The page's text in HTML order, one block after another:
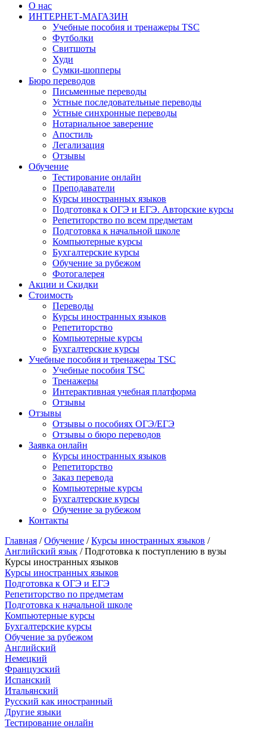
О нас
ИНТЕРНЕТ-МАГАЗИН
Учебные пособия и тренажеры TSC
Футболки
Свитшоты
Худи
Сумки-шопперы
Бюро переводов
Письменные переводы
Устные последовательные переводы
Устные синхронные переводы
Нотариальное заверение
Апостиль
Легализация
Отзывы
Обучение
Тестирование онлайн
Преподаватели
Курсы иностранных языков
Подготовка к ОГЭ и ЕГЭ. Авторские курсы
Репетиторство по всем предметам
Подготовка к начальной школе
Компьютерные курсы
Бухгалтерские курсы
Обучение за рубежом
Фотогалерея
Акции и Скидки
Стоимость
Переводы
Курсы иностранных языков
Репетиторство
Компьютерные курсы
Бухгалтерские курсы
Учебные пособия и тренажеры TSC
Учебные пособия TSC
Тренажеры
Интерактивная учебная платформа
Отзывы
Отзывы
Отзывы о пособиях ОГЭ/ЕГЭ
Отзывы о бюро переводов
Заявка онлайн
Курсы иностранных языков
Репетиторство
Заказ перевода
Компьютерные курсы
Бухгалтерские курсы
Обучение за рубежом
Контакты
Главная /Обучение /Курсы иностранных языков /
Английский язык / Подготовка к поступлению в вузы
Курсы иностранных языков
Курсы иностранных языков
Подготовка к ОГЭ и ЕГЭ
Репетиторство по предметам
Подготовка к начальной школе
Компьютерные курсы
Бухгалтерские курсы
Обучение за рубежом
Английский
Немецкий
Французский
Испанский
Итальянский
Русский как иностранный
Другие языки
Тестирование онлайн